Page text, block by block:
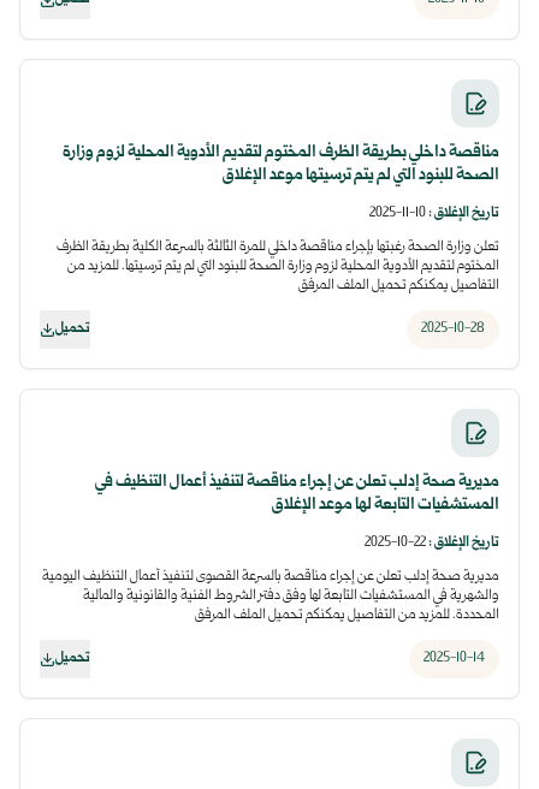
مناقصة داخلي بطريقة الظرف المختوم لتقديم الأدوية المحلية لزوم وزارة
الصحة للبنود التي لم يتم ترسيتها موعد الإغلاق
تاريخ الإغلاق:
10-11-2025
تعلن وزارة الصحة رغبتها بإجراء مناقصة داخلي للمرة الثالثة بالسرعة الكلية بطريقة الظرف
المختوم لتقديم الأدوية المحلية لزوم وزارة الصحة للبنود التي لم يتم ترسيتها. للمزيد من
التفاصيل يمكنكم تحميل الملف المرفق
2025-10-28 تحميل
مديرية صحة إدلب تعلن عن إجراء مناقصة لتنفيذ أعمال التنظيف في
المستشفيات التابعة لها موعد الإغلاق
تاريخ الإغلاق:
22-10-2025
مديرية صحة إدلب تعلن عن إجراء مناقصة بالسرعة القصوى لتنفيذ أعمال التنظيف اليومية
والشهرية في المستشفيات التابعة لها وفق دفتر الشروط الفنية والقانونية والمالية
المحددة. للمزيد من التفاصيل يمكنكم تحميل الملف المرفق
2025-10-14 تحميل